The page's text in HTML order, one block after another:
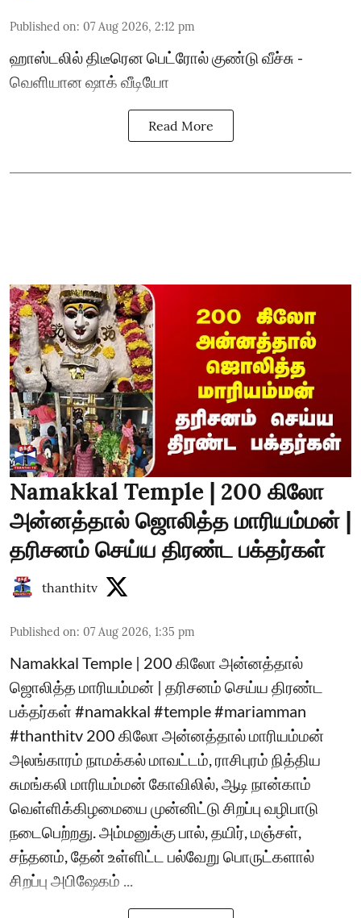
Published on: 07 Aug 2026, 2:12 pm
ஹாஸ்டலில் திடீரென பெட்ரோல் குண்டு வீச்சு -
வெளியான ஷாக் வீடியோ
Read More
Namakkal Temple | 200 கிலோ
அன்னத்தால் ஜொலித்த மாரியம்மன் |
தரிசனம் செய்ய திரண்ட பக்தர்கள்
thanthitv
Published on: 07 Aug 2026, 1:35 pm
Namakkal Temple | 200 கிலோ அன்னத்தால்
ஜொலித்த மாரியம்மன் | தரிசனம் செய்ய திரண்ட
பக்தர்கள் #namakkal #temple #mariamman
#thanthitv 200 கிலோ அன்னத்தால் மாரியம்மன்
அலங்காரம் நாமக்கல் மாவட்டம், ராசிபுரம் நித்திய
சுமங்கலி மாரியம்மன் கோவிலில், ஆடி நான்காம்
வெள்ளிக்கிழமையை முன்னிட்டு சிறப்பு வழிபாடு
நடைபெற்றது. அம்மனுக்கு பால், தயிர், மஞ்சள்,
சந்தனம், தேன் உள்ளிட்ட பல்வேறு பொருட்களால்
சிறப்பு அபிஷேகம் ...